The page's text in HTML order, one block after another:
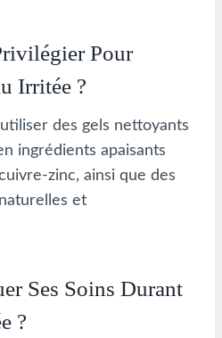
Pour
Irritée ?
des gels nettoyants
ingrédients apaisants
zinc, ainsi que des
et
Ses Soins Durant
?